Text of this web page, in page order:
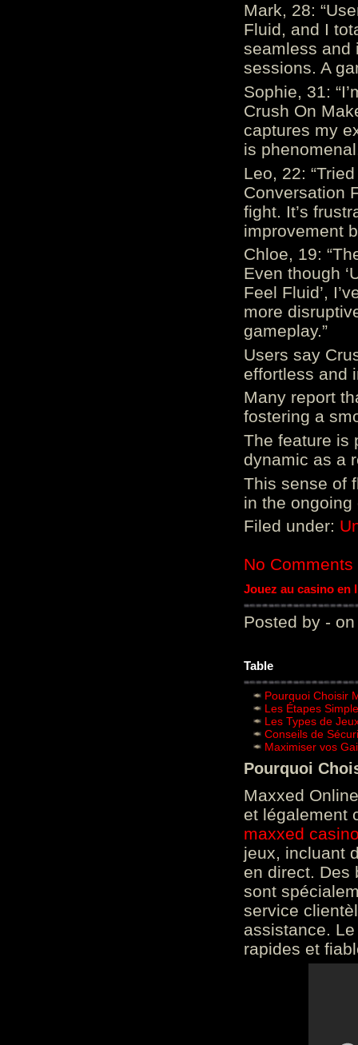
Mark, 28:
Fluid, and I
seamless and
sessions. A
Sophie, 31:
Crush On
captures my
is
Leo, 22:
Conversation
fight. It’s
improvement
Chloe, 19:
Even though
Feel Fluid’,
more
gameplay.”
Users say
effortless and
Many report
fostering a
The feature is
dynamic as a
This sense of
in the ongoing
Filed under:
No Comments
Jouez au casino en
Posted by - on
Table
Pourquoi Choisir
Les Étapes
Les Types de
Conseils de
Maximiser vos
Pourquoi
Maxxed
et légalement
maxxed
jeux, incluant
en direct. Des
sont
service
assistance.
rapides et